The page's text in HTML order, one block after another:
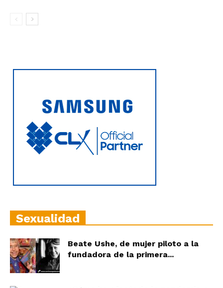
Sexualidad
Beate Ushe, de mujer piloto a la
fundadora de la primera...